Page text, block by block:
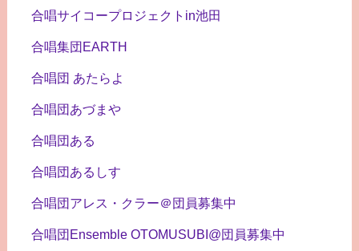
合唱サイコープロジェクトin池田
合唱集団EARTH
合唱団 あたらよ
合唱団あづまや
合唱団ある
合唱団あるしす
合唱団アレス・クラー＠団員募集中
合唱団Ensemble OTOMUSUBI@団員募集中